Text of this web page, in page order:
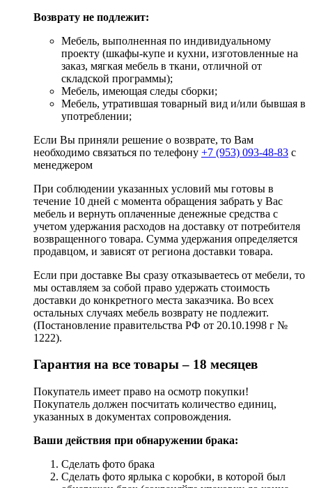
Возврату не подлежит:
Мебель, выполненная по индивидуальному
проекту (шкафы-купе и кухни, изготовленные на
заказ, мягкая мебель в ткани, отличной от
складской программы);
Мебель, имеющая следы сборки;
Мебель, утратившая товарный вид и/или бывшая в
употреблении;
Если Вы приняли решение о возврате, то Вам
необходимо связаться по телефону +7 (953) 093-48-83 с
менеджером
При соблюдении указанных условий мы готовы в
течение 10 дней с момента обращения забрать у Вас
мебель и вернуть оплаченные денежные средства с
учетом удержания расходов на доставку от потребителя
возвращенного товара. Сумма удержания определяется
продавцом, и зависят от региона доставки товара.
Если при доставке Вы сразу отказываетесь от мебели, то
мы оставляем за собой право удержать стоимость
доставки до конкретного места заказчика. Во всех
остальных случаях мебель возврату не подлежит.
(Постановление правительства РФ от 20.10.1998 г №
1222).
Гарантия на все товары – 18 месяцев
Покупатель имеет право на осмотр покупки!
Покупатель должен посчитать количество единиц,
указанных в документах сопровождения.
Ваши действия при обнаружении брака:
Сделать фото брака
Сделать фото ярлыка с коробки, в которой был